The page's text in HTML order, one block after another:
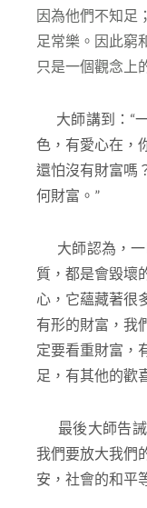
因為他們不知足
足常樂。因此窮
只是一個觀念上
大師講到：“
色，有愛心在，
還怕沒有財富嗎
何財富。”
大師認為，一
質，都是會毀壞
心，它蘊藏著很
有形的財富，我
定要看重財富，
足，有其他的歡
最後大師告誡
我們要放大我們
安，社會的和平